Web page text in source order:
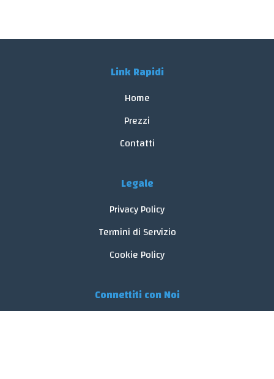
Link Rapidi
Home
Prezzi
Contatti
Legale
Privacy Policy
Termini di Servizio
Cookie Policy
Connettiti con Noi